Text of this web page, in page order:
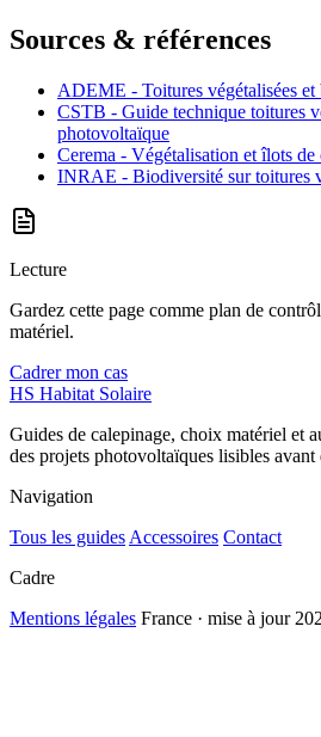
Sources & références
ADEME - Toitures végétalisées
CSTB - Guide technique toitures
photovoltaïque
Cerema - Végétalisation et îlots de
INRAE - Biodiversité sur toitures
Lecture
Gardez cette page comme plan de
matériel.
Cadrer mon cas
HS Habitat Solaire
Guides de calepinage, choix matériel et
des projets photovoltaïques lisibles avant
Navigation
Tous les guides Accessoires Contact
Cadre
Mentions légales France · mise à jour